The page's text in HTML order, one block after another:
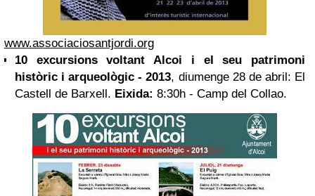
www.associaciosantjordi.org
10 excursions voltant Alcoi i el seu patrimoni
històric i arqueològic - 2013, diumenge 28 de abril: El
Castell de Barxell. Eixida: 8:30h - Camp del Collao.